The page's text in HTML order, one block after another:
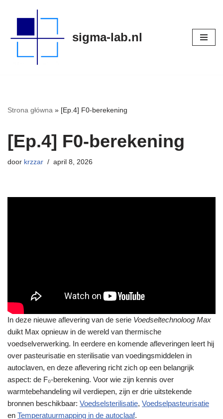
naar
sigma-lab.nl
Strona główna » [Ep.4] F0-berekening
[Ep.4] F0-berekening
door krzzar april 8, 2026
In deze nieuwe aflevering van de serie Voedseltechnoloog Max
duikt Max opnieuw in de wereld van thermische
voedselverwerking. In eerdere en komende afleveringen leert hij
over pasteurisatie en sterilisatie van voedingsmiddelen in
autoclaven, en deze aflevering richt zich op een belangrijk
aspect: de F₀-berekening. Voor wie zijn kennis over
warmtebehandeling wil verdiepen, zijn er drie uitstekende
bronnen beschikbaar: Voedselsterilisatie, Voedselpasteurisatie
en Temperatuurmapping in de autoclaaf.